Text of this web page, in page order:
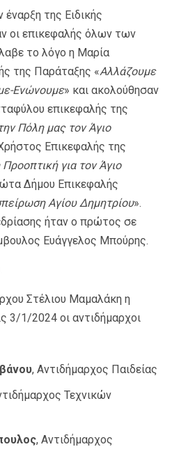
της Ειδικής
οι επικεφαλής όλων των
το λόγο η Μαρία
της Παράταξης «Αλλάζουμε
Ενώνουμε» και ακολούθησαν
επικεφαλής της
Πόλη μας τον Άγιο
Επικεφαλής της
για τον Άγιο
Δήμου Επικεφαλής
Αγίου Δημητρίου».
ήταν ο πρώτος σε
Ευάγγελος Μπούρης.
Στέλιου Μαμαλάκη η
3/1/2024 οι αντιδήμαρχοι
, Αντιδήμαρχος Παιδείας
Τεχνικών
, Αντιδήμαρχος